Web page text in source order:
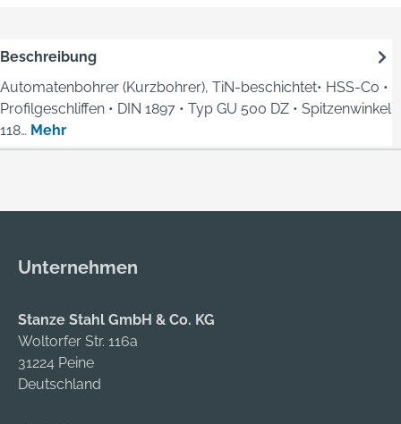
Beschreibung
Automatenbohrer (Kurzbohrer), TiN-beschichtet• HSS-Co •
Profilgeschliffen • DIN 1897 • Typ GU 500 DZ • Spitzenwinkel
118… Mehr
Unternehmen
Stanze Stahl GmbH & Co. KG
Woltorfer Str. 116a
31224 Peine
Deutschland